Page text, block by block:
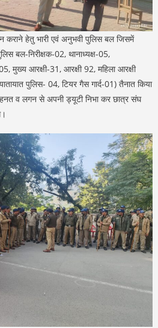
कराने हेतु भारी एवं अनुभवी पुलिस बल जिसमें
बल-निरीक्षक-02, थानाध्यक्ष-05,
मुख्य आरक्षी-31, आरक्षी 92, महिला आरक्षी
पुलिस- 04, टियर गैस गार्द-01) तैनात किया
मेहनत व लगन से अपनी ड्यूटी निभा कर छात्र संघ